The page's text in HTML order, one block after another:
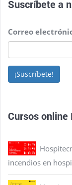
Suscríbete a
Correo
¡Suscríbete!
Cursos online
incendios en